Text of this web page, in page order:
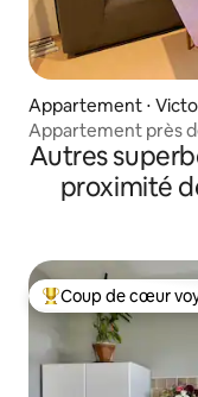
Appartement ⋅
Appartement près
Autres
proximité
Coups de cœur
Coup de cœur